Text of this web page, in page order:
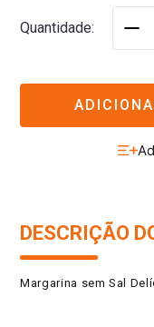
Quantidade
DESCRIÇÃO
Margarina sem Sal